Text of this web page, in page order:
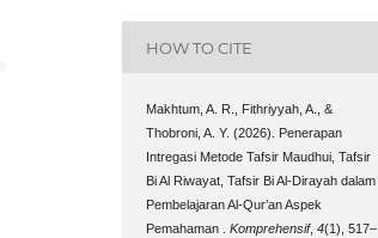
HOW TO CITE
Makhtum, A. R., Fithriyyah, A., &
Thobroni, A. Y. (2026). Penerapan
Intregasi Metode Tafsir Maudhui, Tafsir
Bi Al Riwayat, Tafsir Bi Al-Dirayah dalam
Pembelajaran Al-Qur’an Aspek
Pemahaman .Komprehensif,4(1), 517–